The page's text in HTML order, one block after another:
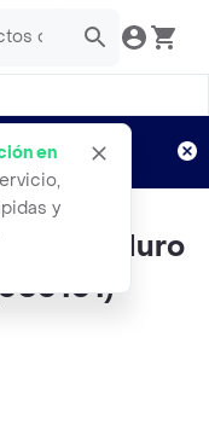
en
y
Aplican TyC
Muro